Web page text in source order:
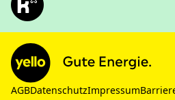
AGBDatenschutzImpressum